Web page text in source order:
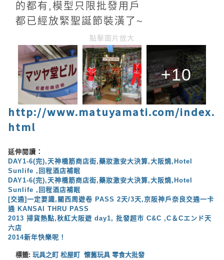
的都有,模型只限批發用戶
都已經放緊聖誕節裝潢了~
點擊圖片放大
+10
http://www.matuyamati.com/index.
html
延伸閲讀：
DAY1-6(完),天神橋筋商店街,藥妝激安大決算,大阪燒,Hotel
Sunlife ,回程酒店補眠
DAY1-6(完),天神橋筋商店街,藥妝激安大決算,大阪燒,Hotel
Sunlife ,回程酒店補眠
[交通]一定要識,關西周遊卷 PASS 2天/3天,京阪神戶奈良交通一卡
通 KANSAI THRU PASS
2013 掃貨熱點,秋紅大阪遊 day1, 批發超市 C&C ,C＆Cエンド天
六店
2014新年快樂呢！
標籤: 玩具之町 松屋町 懷舊玩具 零食大批發